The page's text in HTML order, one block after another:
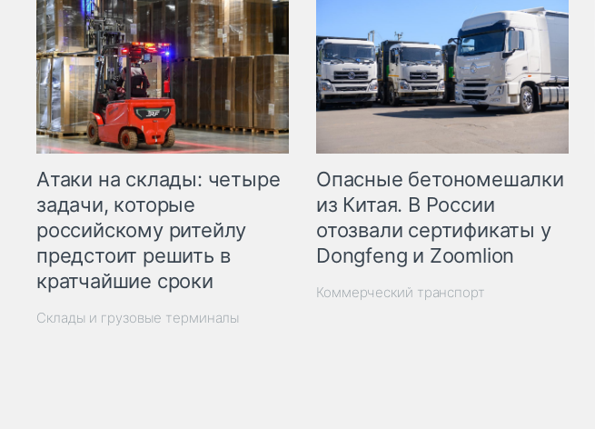
Атаки на склады: четыре
задачи, которые
российскому ритейлу
предстоит решить в
кратчайшие сроки
Склады и грузовые терминалы
Опасные бетономешалки
из Китая. В России
отозвали сертификаты у
Dongfeng и Zoomlion
Коммерческий транспорт